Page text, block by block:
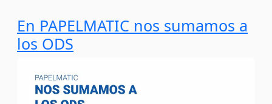
En PAPELMATIC nos sumamos a
los ODS